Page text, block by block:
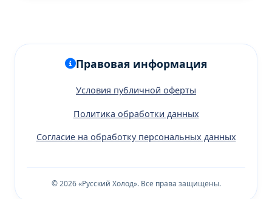
Правовая информация
Условия публичной оферты
Политика обработки данных
Согласие на обработку персональных данных
© 2026 «Русский Холод». Все права защищены.